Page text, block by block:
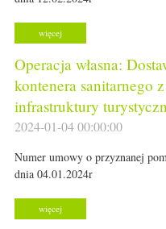
więcej
Operacja własna:
kontenera sanitarnego
infrastruktury
2024-01-04 00:00:00
Numer umowy o przyznanej
dnia 04.01.2024r
więcej